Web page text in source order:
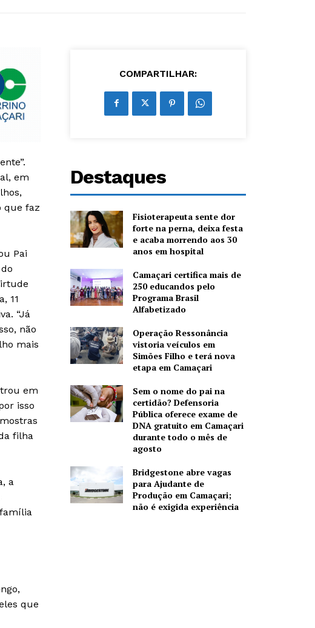
em
que faz
Pai
11
“Já
não
mais
em
isso
filha
a
que
COMPARTILHAR:
Destaques
Fisioterapeuta sente dor
forte na perna, deixa festa
e acaba morrendo aos 30
anos em hospital
Camaçari certifica mais de
250 educandos pelo
Programa Brasil
Alfabetizado
Operação Ressonância
vistoria veículos em
Simões Filho e terá nova
etapa em Camaçari
Sem o nome do pai na
certidão? Defensoria
Pública oferece exame de
DNA gratuito em Camaçari
durante todo o mês de
agosto
Bridgestone abre vagas
para Ajudante de
Produção em Camaçari;
não é exigida experiência